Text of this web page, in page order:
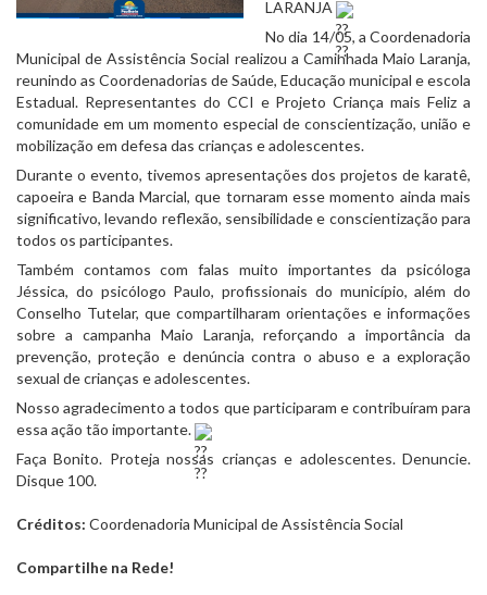
LARANJA
No dia 14/05, a Coordenadoria
Municipal de Assistência Social realizou a Caminhada Maio Laranja,
reunindo as Coordenadorias de Saúde, Educação municipal e escola
Estadual. Representantes do CCI e Projeto Criança mais Feliz a
comunidade em um momento especial de conscientização, união e
mobilização em defesa das crianças e adolescentes.
Durante o evento, tivemos apresentações dos projetos de karatê,
capoeira e Banda Marcial, que tornaram esse momento ainda mais
significativo, levando reflexão, sensibilidade e conscientização para
todos os participantes.
Também contamos com falas muito importantes da psicóloga
Jéssica, do psicólogo Paulo, profissionais do município, além do
Conselho Tutelar, que compartilharam orientações e informações
sobre a campanha Maio Laranja, reforçando a importância da
prevenção, proteção e denúncia contra o abuso e a exploração
sexual de crianças e adolescentes.
Nosso agradecimento a todos que participaram e contribuíram para
essa ação tão importante.
Faça Bonito. Proteja nossas crianças e adolescentes. Denuncie.
Disque 100.
Créditos: Coordenadoria Municipal de Assistência Social
Compartilhe na Rede!